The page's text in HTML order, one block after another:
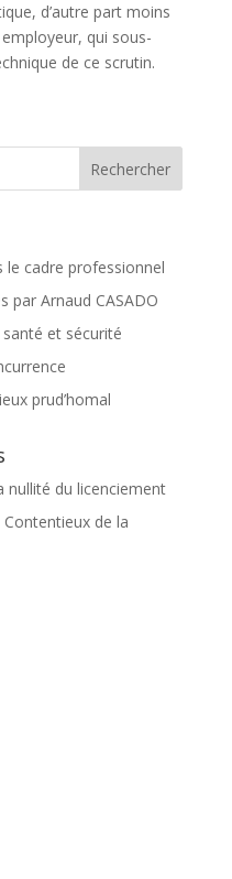
d’autre part moins
qui sous-
de ce scrutin.
le cadre professionnel
par Arnaud CASADO
et sécurité
prud’homal
nullité du licenciement
Contentieux de la